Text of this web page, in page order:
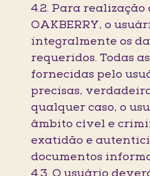
4.2. Para
OAKBERRY, o
integralmente os
requeridos. Todas
fornecidas pelo
precisas,
qualquer caso, o
âmbito cível e
exatidão e
documentos